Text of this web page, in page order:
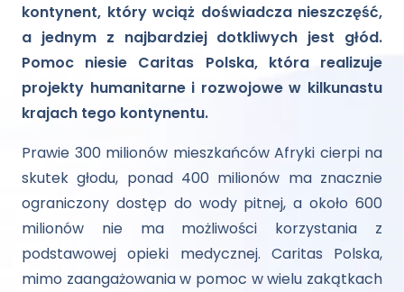
kontynent, który wciąż doświadcza nieszczęść,
a jednym z najbardziej dotkliwych jest głód.
Pomoc niesie Caritas Polska, która realizuje
projekty humanitarne i rozwojowe w kilkunastu
krajach tego kontynentu.
Prawie 300 milionów mieszkańców Afryki cierpi na
skutek głodu, ponad 400 milionów ma znacznie
ograniczony dostęp do wody pitnej, a około 600
milionów nie ma możliwości korzystania z
podstawowej opieki medycznej. Caritas Polska,
mimo zaangażowania w pomoc w wielu zakątkach